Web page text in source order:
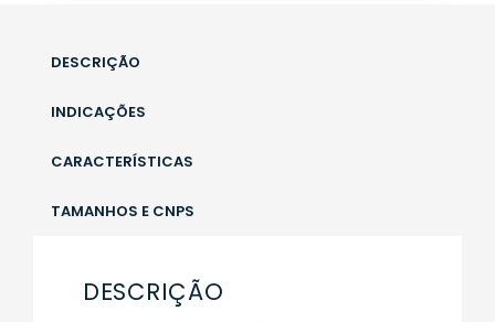
DESCRIÇÃO
INDICAÇÕES
CARACTERÍSTICAS
TAMANHOS E CNPS
DESCRIÇÃO